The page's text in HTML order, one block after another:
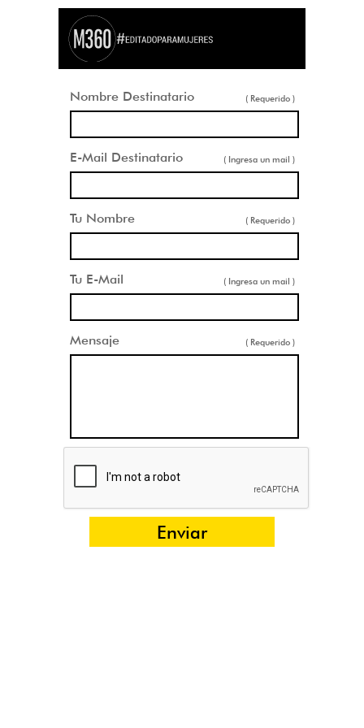
Nombre Destinatario ( Requerido )
E-Mail Destinatario ( Ingresa un mail )
Tu Nombre ( Requerido )
Tu E-Mail ( Ingresa un mail )
Mensaje ( Requerido )